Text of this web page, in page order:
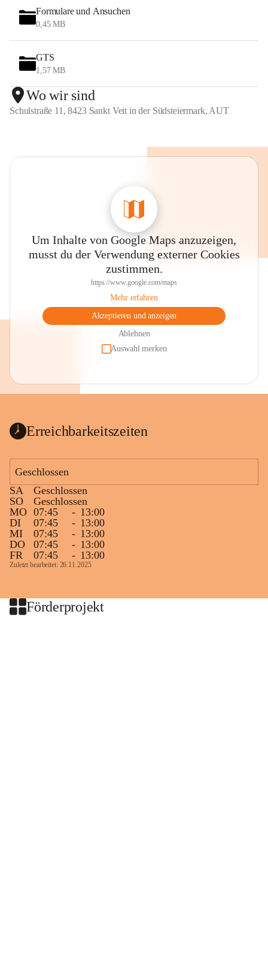
Formulare und Ansuchen
0,45 MB
GTS
1,57 MB
Wo wir sind
Schulstraße 11, 8423 Sankt Veit in der Südsteiermark, AUT
Um Inhalte von Google Maps anzuzeigen,
musst du der Verwendung externer Cookies
zustimmen.
https://www.google.com/maps
Mehr erfahren
Akzeptieren und anzeigen
Ablehnen
Auswahl merken
Erreichbarkeitszeiten
Geschlossen
SA
Geschlossen
SO
Geschlossen
MO 07:45 - 13:00
DI
07:45 - 13:00
MI
07:45 - 13:00
DO
07:45 - 13:00
FR
07:45 - 13:00
Zuletzt bearbeitet: 26.11.2025
Förderprojekt